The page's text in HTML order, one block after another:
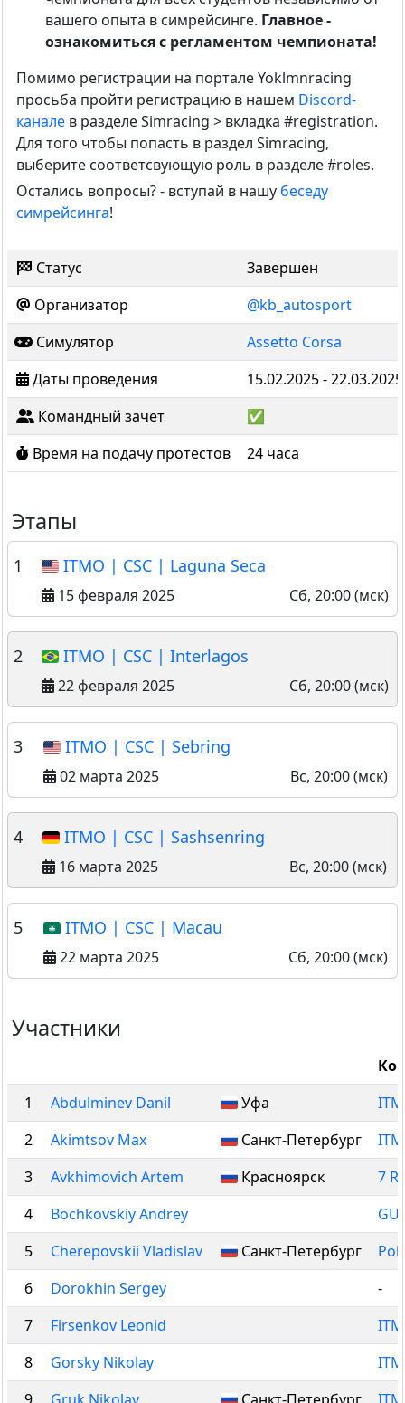
вашего опыта в симрейсинге. Главное -
ознакомиться с регламентом чемпионата!
Помимо регистрации на портале Yoklmnracing
просьба пройти регистрацию в нашем Discord-
канале в разделе Simracing > вкладка #registration.
Для того чтобы попасть в раздел Simracing,
выберите соответсвующую роль в разделе #roles.
Остались вопросы? - вступай в нашу беседу
симрейсинга!
Статус
Завершен
Организатор
@kb_autosport
Симулятор
Assetto Corsa
Даты проведения
15.02.2025 - 22.03.2025
Командный зачет
✅
Время на подачу протестов
24 часа
Этапы
1 ITMO | CSC | Laguna Seca
15 февраля 2025 Сб, 20:00 (мск)
2 ITMO | CSC | Interlagos
22 февраля 2025 Сб, 20:00 (мск)
3 ITMO | CSC | Sebring
02 марта 2025 Вс, 20:00 (мск)
4 ITMO | CSC | Sashsenring
16 марта 2025 Вс, 20:00 (мск)
5 ITMO | CSC | Macau
22 марта 2025 Сб, 20:00 (мск)
Участники
1
Abdulminev Danil Уфа
2
Akimtsov Max Санкт-Петербург
3
Avkhimovich Artem Красноярск
7
4
Bochkovskiy Andrey
5
Cherepovskii Vladislav Санкт-Петербург
6
Dorokhin Sergey
-
7
Firsenkov Leonid
8
Gorsky Nikolay